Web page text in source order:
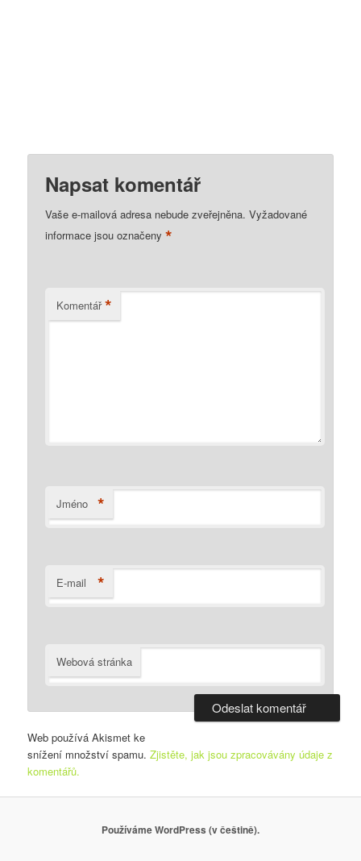
Napsat komentář
Vaše e-mailová adresa nebude zveřejněna. Vyžadované
informace jsou označeny*
Komentář *
Jméno *
E-mail *
Webová stránka
Web používá Akismet ke
snížení množství spamu.Zjistěte, jak jsou zpracovávány údaje z
komentářů.
Používáme WordPress (v češtině).